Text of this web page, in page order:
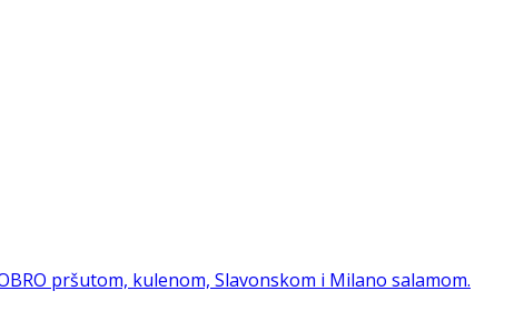
pršutom, kulenom, Slavonskom i Milano salamom.